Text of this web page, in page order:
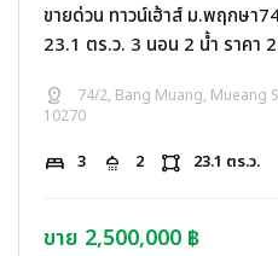
ขายด่วน ทาวน์เฮ้าส์ ม.พฤกษา
23.1 ตร.ว. 3 นอน 2 น้ำ ราคา
distance
74/2, Bang Muang, Mueang
10270
bed 3 shower 2 activity_zone 23.1 ตร.ว.
ขาย 2,500,000 ฿